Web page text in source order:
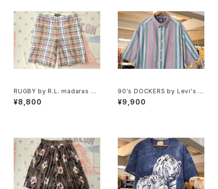
RUGBY by R.L. madaras pl
aid cotton Shorts
¥8,800
90's DOCKERS by Levi's m
ulti-stripe and botanical S
hirt
¥9,900